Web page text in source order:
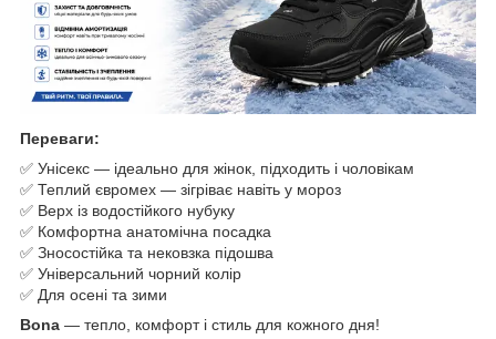
Переваги:
✅ Унісекс — ідеально для жінок, підходить і чоловікам
✅ Теплий євромех — зігріває навіть у мороз
✅ Верх із водостійкого нубуку
✅ Комфортна анатомічна посадка
✅ Зносостійка та нековзка підошва
✅ Універсальний чорний колір
✅ Для осені та зими
Bona — тепло, комфорт і стиль для кожного дня!